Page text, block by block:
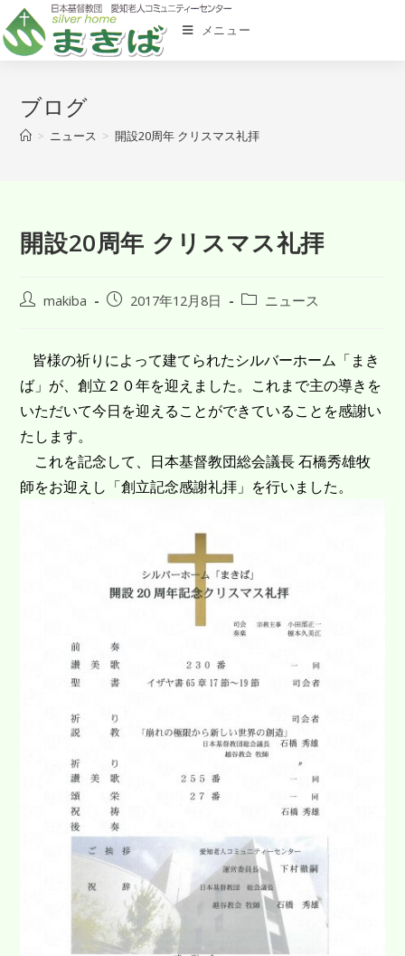
メニュー
ブログ
> ニュース > 開設20周年 クリスマス礼拝
開設20周年 クリスマス礼拝
makiba 2017年12月8日 ニュース
皆様の祈りによって建てられたシルバーホーム「まき
ば」が、創立２０年を迎えました。これまで主の導きを
いただいて今日を迎えることができていることを感謝い
たします。
これを記念して、日本基督教団総会議長 石橋秀雄牧
師をお迎えし「創立記念感謝礼拝」を行いました。